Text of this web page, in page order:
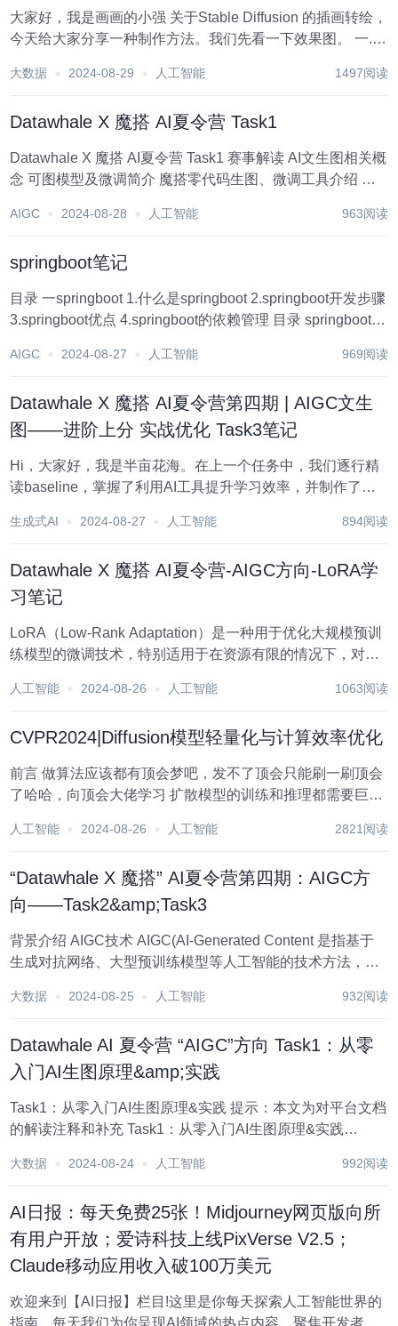
大家好，我是画画的小强 关于Stable Diffusion 的插画转绘，
今天给大家分享一种制作方法。我们先看一下效果图。 一.
Stable Diffusion，关于SD的安装和入门使用可以看看我...
大数据 2024-08-29 人工智能 1497阅读
Datawhale X 魔搭 AI夏令营 Task1
Datawhale X 魔搭 AI夏令营 Task1 赛事解读 AI文生图相关概
念 可图模型及微调简介 魔搭零代码生图、微调工具介绍 魔
Datawhale DataWhaleAI夏令营第...
AIGC 2024-08-28 人工智能 963阅读
springboot笔记
目录 一springboot 1.什么是springboot 2.springboot开发步骤
3.springboot优点 4.springboot的依赖管理 目录 springboot 1.
AIGC 2024-08-27 人工智能 969阅读
Datawhale X 魔搭 AI夏令营第四期 | AIGC文生
图——进阶上分 实战优化 Task3笔记
Hi，大家好，我是半亩花海。在上一个任务中，我们逐行精
读baseline，掌握了利用AI工具提升学习效率，并制作了话
讨微调的基本原理及其参数，旨在优化效果。同时，介绍文
生成式AI 2024-08-27 人工智能 894阅读
Datawhale X 魔搭 AI夏令营-AIGC方向-LoRA学
习笔记
LoRA（Low-Rank Adaptation）是一种用于优化大规模预训
练模型的微调技术，特别适用于在资源有限的情况下，对模
解方法，仅微调模型的少数参数，从而显著减少计算成本和
人工智能 2024-08-26 人工智能 1063阅读
CVPR2024|Diffusion模型轻量化与计算效率优化
前言 做算法应该都有顶会梦吧，发不了顶会只能刷一刷顶会
了哈哈，向顶会大佬学习 扩散模型的训练和推理都需要巨大
了），所以本文整理汇总了部分CVPR2024中关于扩散模型
人工智能 2024-08-26 人工智能 2821阅读
“Datawhale X 魔搭” AI夏令营第四期：AIGC方
向——Task2&amp;Task3
背景介绍 AIGC技术 AIGC(AI-Generated Content 是指基于
生成对抗网络、大型预训练模型等人工智能的技术方法，通
的技术。例如，通过输入关键词、描述或样本...
大数据 2024-08-25 人工智能 932阅读
Datawhale AI 夏令营 “AIGC”方向 Task1：从零
入门AI生图原理&amp;实践
Task1：从零入门AI生图原理&实践 提示：本文为对平台文档
的解读注释和补充 Task1：从零入门AI生图原理&实践
型参数解读和测试...
大数据 2024-08-24 人工智能 992阅读
AI日报：每天免费25张！Midjourney网页版向所
有用户开放；爱诗科技上线PixVerse V2.5；
Claude移动应用收入破100万美元
欢迎来到【AI日报】栏目!这里是你每天探索人工智能世界的
指南，每天我们为你呈现AI领域的热点内容，聚焦开发者，